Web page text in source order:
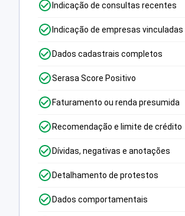
Indicação de consultas recentes
Indicação de empresas vinculadas
Dados cadastrais completos
Serasa Score Positivo
Faturamento ou renda presumida
Recomendação e limite de crédito
Dívidas, negativas e anotações
Detalhamento de protestos
Dados comportamentais